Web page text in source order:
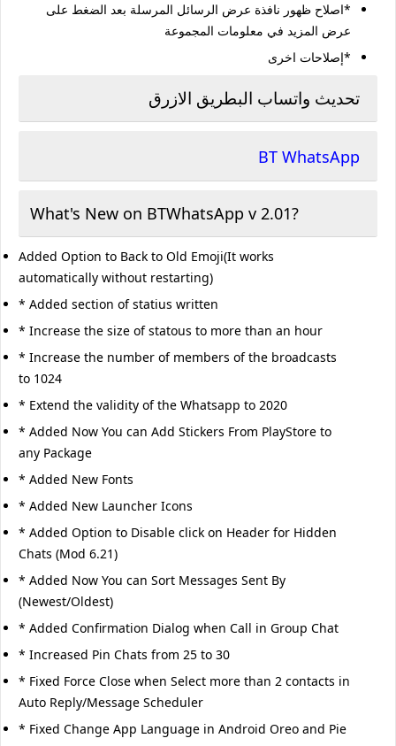
*اصلاح ظهور نافذة عرض الرسائل المرسلة بعد الضغط على
عرض المزيد في معلومات المجموعة
*إصلاحات اخرى
تحديث واتساب البطريق الازرق
BT WhatsApp
What's New on BTWhatsApp v 2.01?
Added Option to Back to Old Emoji(It works
automatically without restarting)
* Added section of statius written
* Increase the size of statous to more than an hour
* Increase the number of members of the broadcasts
to 1024
* Extend the validity of the Whatsapp to 2020
* Added Now You can Add Stickers From PlayStore to
any Package
* Added New Fonts
* Added New Launcher Icons
* Added Option to Disable click on Header for Hidden
Chats (Mod 6.21)
* Added Now You can Sort Messages Sent By
(Newest/Oldest)
* Added Confirmation Dialog when Call in Group Chat
* Increased Pin Chats from 25 to 30
* Fixed Force Close when Select more than 2 contacts in
Auto Reply/Message Scheduler
* Fixed Change App Language in Android Oreo and Pie